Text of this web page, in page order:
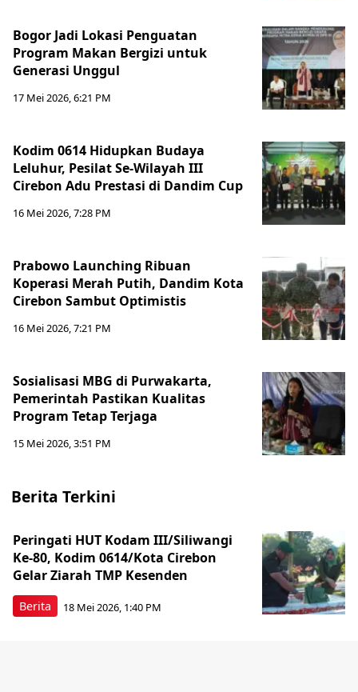
Bogor Jadi Lokasi Penguatan
Program Makan Bergizi untuk
Generasi Unggul
17 Mei 2026, 6:21 PM
Kodim 0614 Hidupkan Budaya
Leluhur, Pesilat Se-Wilayah III
Cirebon Adu Prestasi di Dandim Cup
16 Mei 2026, 7:28 PM
Prabowo Launching Ribuan
Koperasi Merah Putih, Dandim Kota
Cirebon Sambut Optimistis
16 Mei 2026, 7:21 PM
Sosialisasi MBG di Purwakarta,
Pemerintah Pastikan Kualitas
Program Tetap Terjaga
15 Mei 2026, 3:51 PM
Berita Terkini
Berita
Peringati HUT Kodam III/Siliwangi
Ke-80, Kodim 0614/Kota Cirebon
Gelar Ziarah TMP Kesenden
18 Mei 2026, 1:40 PM